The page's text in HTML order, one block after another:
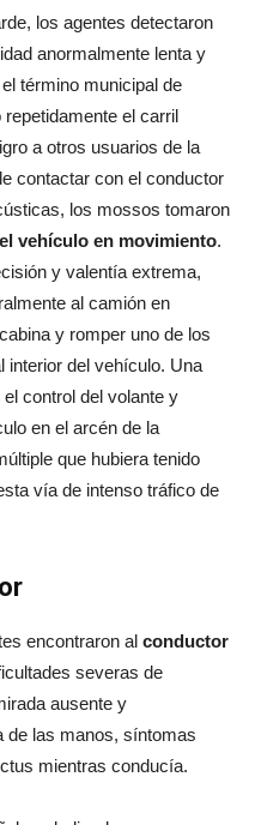
los agentes detectaron
anormalmente lenta y
término municipal de
repetidamente el carril
a otros usuarios de la
contactar con el conductor
los mossos tomaron
vehículo en movimiento.
y valentía extrema,
al camión en
y romper uno de los
interior del vehículo. Una
control del volante y
en el arcén de la
que hubiera tenido
vía de intenso tráfico de
encontraron al conductor
severas de
ausente y
de las manos, síntomas
mientras conducía.